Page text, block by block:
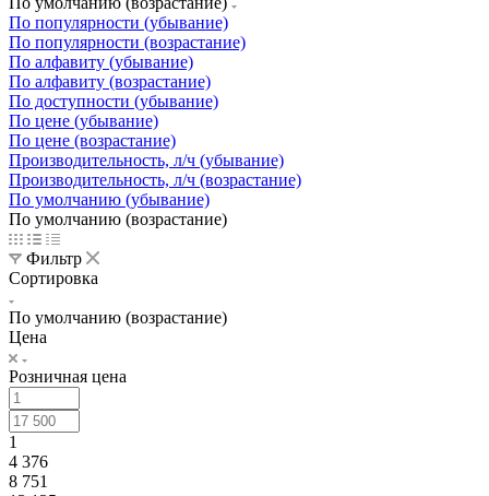
По популярности (убывание)
По популярности (возрастание)
По алфавиту (убывание)
По алфавиту (возрастание)
По доступности (убывание)
По цене (убывание)
По цене (возрастание)
Производительность, л/ч (убывание)
Производительность, л/ч (возрастание)
По умолчанию (убывание)
По умолчанию (возрастание)
Фильтр
Сортировка
По умолчанию (возрастание)
Цена
Розничная цена
1
4 376
8 751